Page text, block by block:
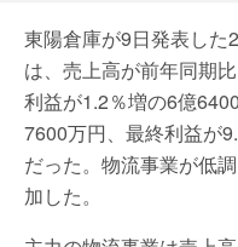
東陽倉庫が9日発表し
は、売上高が前年同期
利益が1.2％増の6億
7600万円、最終利益が
だった。物流事業が低
加した。